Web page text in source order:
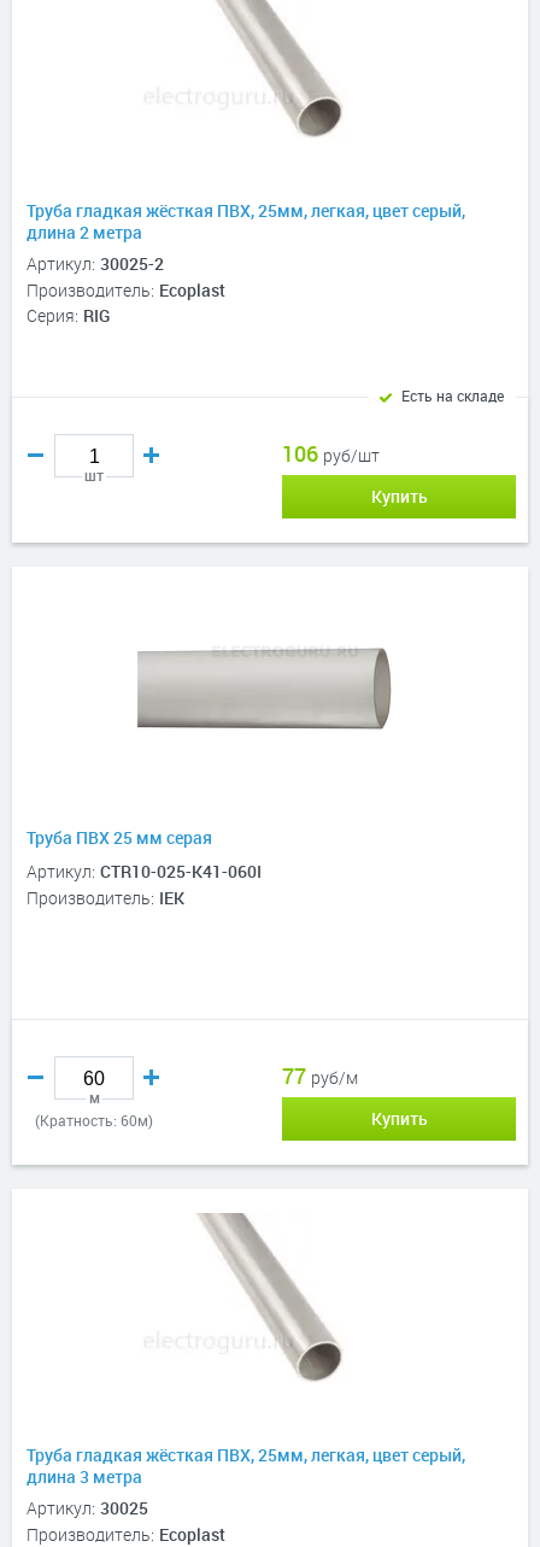
Труба гладкая жёсткая ПВХ, 25мм, легкая, цвет серый,
длина 2 метра
Артикул: 30025-2
Производитель: Ecoplast
Серия: RIG
шт
106 руб/шт
Купить
Есть на складе
Труба ПВХ 25 мм серая
Артикул: CTR10-025-K41-060I
Производитель: IEK
м
(Кратность: 60м)
77 руб/м
Купить
Труба гладкая жёсткая ПВХ, 25мм, легкая, цвет серый,
длина 3 метра
Артикул: 30025
Производитель: Ecoplast